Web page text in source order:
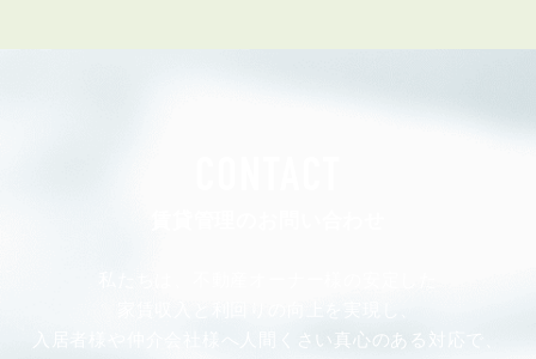
入居者様や仲介会社様へ人間くさい真心のある対応で、